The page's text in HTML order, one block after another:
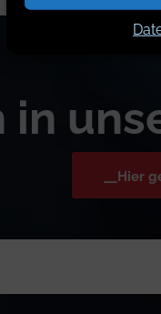
in
Hier